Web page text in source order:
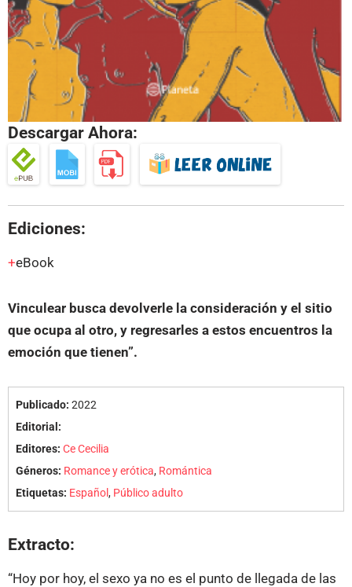
Descargar Ahora:
Ediciones:
eBook
Vinculear busca devolverle la consideración y el sitio
que ocupa al otro, y regresarles a estos encuentros la
emoción que tienen”.
Publicado: 2022
Editorial:
Editores: Ce Cecilia
Géneros: Romance y erótica, Romántica
Etiquetas: Español, Público adulto
Extracto:
“Hoy por hoy, el sexo ya no es el punto de llegada de las